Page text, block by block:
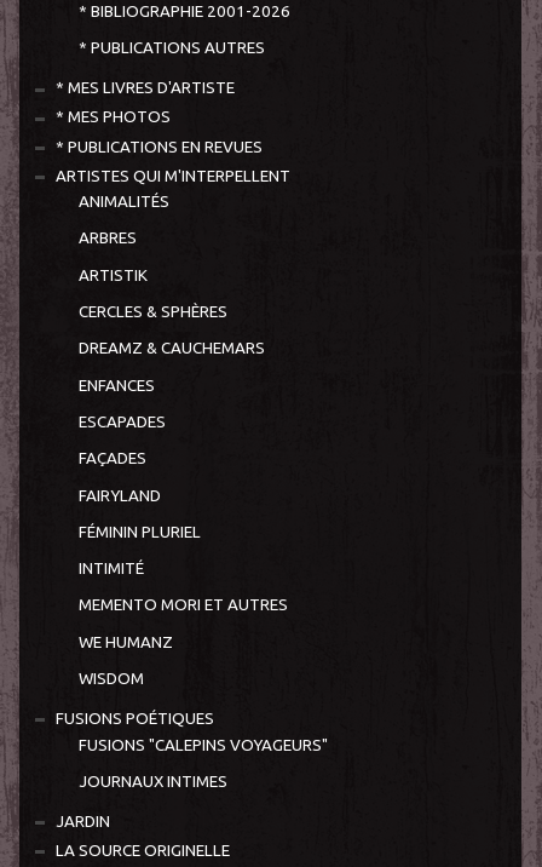
* BIBLIOGRAPHIE 2001-2026
* PUBLICATIONS AUTRES
* MES LIVRES D'ARTISTE
* MES PHOTOS
* PUBLICATIONS EN REVUES
ARTISTES QUI M'INTERPELLENT
ANIMALITÉS
ARBRES
ARTISTIK
CERCLES & SPHÈRES
DREAMZ & CAUCHEMARS
ENFANCES
ESCAPADES
FAÇADES
FAIRYLAND
FÉMININ PLURIEL
INTIMITÉ
MEMENTO MORI ET AUTRES
WE HUMANZ
WISDOM
FUSIONS POÉTIQUES
FUSIONS "CALEPINS VOYAGEURS"
JOURNAUX INTIMES
JARDIN
LA SOURCE ORIGINELLE